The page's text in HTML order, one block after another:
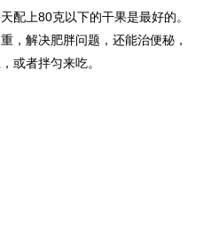
配上80克以下的干果是最好的。
，解决肥胖问题，还能治便秘，
或者拌匀来吃。